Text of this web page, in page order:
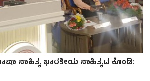
ಸಾಹಿತ್ಯ ಭಾರತೀಯ ಸಾಹಿತ್ಯದ ಕೊಂಡಿ: